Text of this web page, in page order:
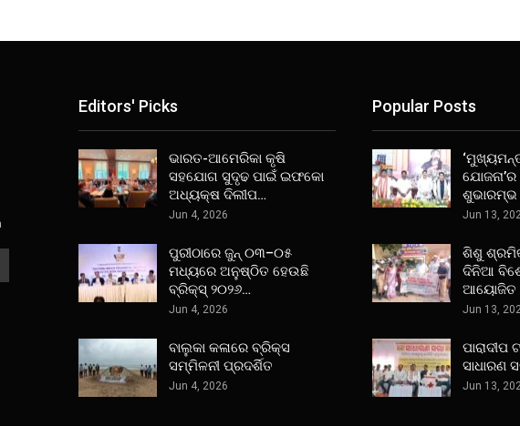
Editors' Picks
ଭାରତ-ଆମେରିକା କୃଷି
ସହଯୋଗ ସୁଦୃଢ ପାଇଁ ଇଫକୋ
ଅଧ୍ୟକ୍ଷ ଦିଲୀପ…
Jun 4, 2026
ପୁରୀଠାରେ ଜୁନ୍ ୦୩–୦୫
ମଧ୍ୟରେ ଅନୁଷ୍ଠିତ ହେଉଛି
ବ୍ରିକ୍ସ୍ ୨୦୨୬…
Jun 4, 2026
ବାଲୁକା କଳାରେ ବ୍ରିକ୍ସ
ସମ୍ମିଳନୀ ପ୍ରଦର୍ଶିତ
Jun 4, 2026
Popular Posts
ଶୁଭାରମ୍ଭ
Jun 13,
ଶିଶୁ
ଦିନିଆ
ଆୟୋଜିତ
Jun 13,
ସାଧାରଣ
Jun 13,